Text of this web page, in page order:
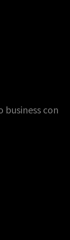
business con